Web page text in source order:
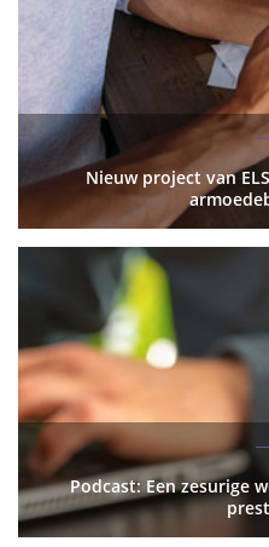
Nieuw project van
Podcast: Een zesurige